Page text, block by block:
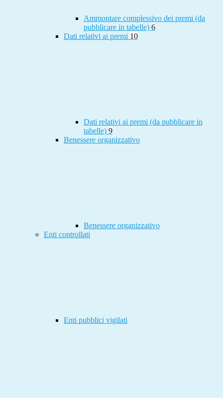
Ammontare complessivo dei premi (da
pubblicare in tabelle) 6
Dati relativi ai premi 10
Dati relativi ai premi (da pubblicare in
tabelle) 9
Benessere organizzativo
Benessere organizzativo
Enti controllati
Enti pubblici vigilati